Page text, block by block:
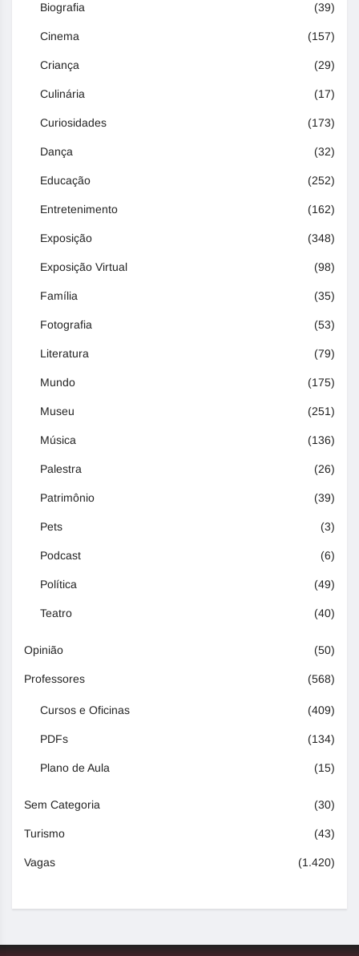
Biografia (39)
Cinema (157)
Criança (29)
Culinária (17)
Curiosidades (173)
Dança (32)
Educação (252)
Entretenimento (162)
Exposição (348)
Exposição Virtual (98)
Família (35)
Fotografia (53)
Literatura (79)
Mundo (175)
Museu (251)
Música (136)
Palestra (26)
Patrimônio (39)
Pets (3)
Podcast (6)
Política (49)
Teatro (40)
Opinião (50)
Professores (568)
Cursos e Oficinas (409)
PDFs (134)
Plano de Aula (15)
Sem Categoria (30)
Turismo (43)
Vagas (1.420)